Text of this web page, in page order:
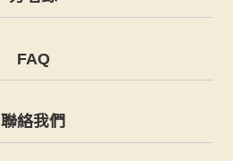
FAQ
聯絡我們